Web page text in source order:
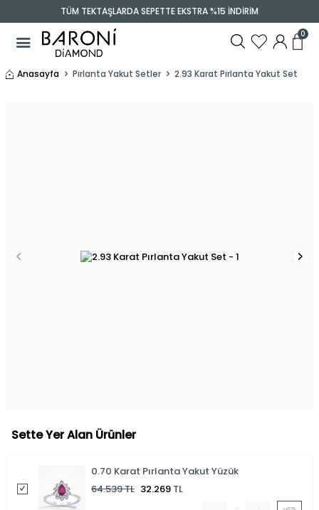
TÜM TEKTAŞLARDA SEPETTE EKSTRA %15 İNDİRİM
0
Anasayfa Pırlanta Yakut Setler 2.93 Karat Pırlanta Yakut Set
Sette Yer Alan Ürünler
0.70 Karat Pırlanta Yakut Yüzük
64.539TL 32.269 TL